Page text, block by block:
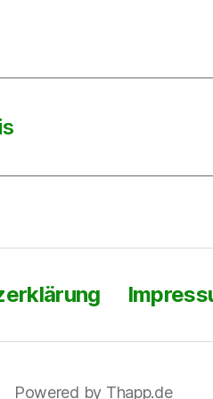
Powered by Thapp.de